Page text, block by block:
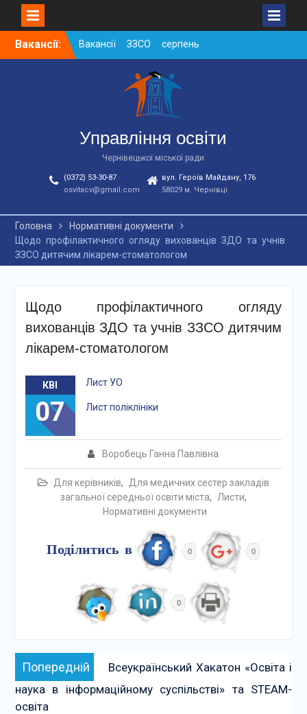
SkipВакансії:
Вакансії ЗЗСО серпень
2026
Вакансії ЗЗСО червень
Вакансії у ЗДО та
дошкільних підрозділах
ЗЗСО станом на
01.08.2026 р.
Управління освіти
Чернівецької міської ради
(0372) 53-30-87
osvitacv@gmail.com
вул. Героїв Майдану, 176
58029 м. Чернівці
Головна
Нормативні документи
Щодо профілактичного огляду вихованців ЗДО та учнів
ЗЗСО дитячим лікарем-стоматологом
Щодо профілактичного огляду
вихованців ЗДО та учнів ЗЗСО дитячим
лікарем-стоматологом
КВІ
07
Воробець Ганна Павлівна
Для керівників,
Для медичних сестер закладів
загальної середньої освіти міста, Листи,
Нормативні документи
Лист УО
Лист поліклініки
Поділитись в 0 0
0
Навігація
записів
Попередній Попередній:
Всеукраїнський Хакатон «Освіта і
наука в інформаційному суспільстві» та STEAM-
освіта